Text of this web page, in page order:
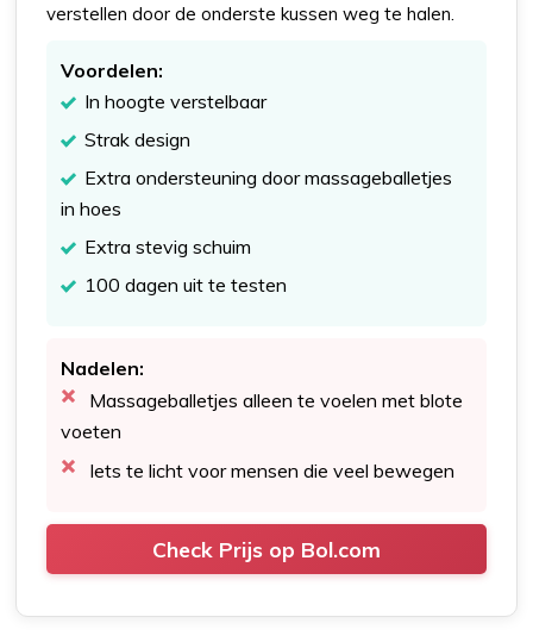
verstellen door de onderste kussen weg te halen.
Voordelen:
In hoogte verstelbaar
Strak design
Extra ondersteuning door massageballetjes
in hoes
Extra stevig schuim
100 dagen uit te testen
Nadelen:
Massageballetjes alleen te voelen met blote
voeten
Iets te licht voor mensen die veel bewegen
Check Prijs op Bol.com